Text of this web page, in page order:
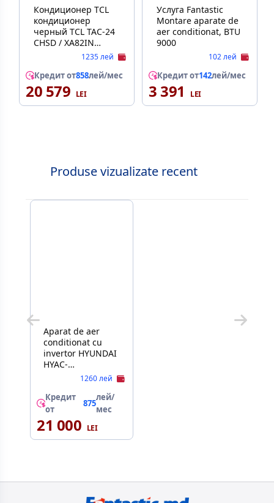
Кондиционер TCL
кондиционер
черный TCL TAC-24
CHSD / XA82IN
inverter wi-fi1235 лей
Кредит от858лей/мес
20 579
Услуга Fantastic
Montare aparate de
aer conditionat, BTU
9000
102 лей
Кредит от142лей/мес
3 391
Produse vizualizate recent
Aparat de aer
conditionat cu
invertor HYUNDAI
HYAC-
(12CHSD\18CHSD\24CHSD\09CHSD)09CHSD/TP61I
Air PRO
1260 лей
Кредит
от
875
лей/
мес
21 000